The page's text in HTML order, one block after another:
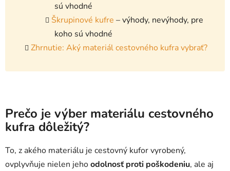
sú vhodné
Škrupinové kufre – výhody, nevýhody, pre
koho sú vhodné
Zhrnutie: Aký materiál cestovného kufra vybrať?
Prečo je výber materiálu cestovného
kufra dôležitý?
To, z akého materiálu je cestovný kufor vyrobený,
ovplyvňuje nielen jehoodolnosť proti poškodeniu, ale aj